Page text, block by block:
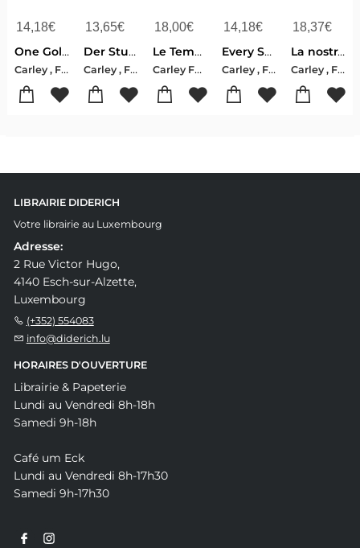
14,18€
One Golden Summer
Carley , Fortune
13,65€
Der Sturm zwischen uns
Carley , Fortune
18,00€
Le Temps D'un Ete Dore
Carley Fortune
14,18€
Every Summer After
Carley , Fortune
18,37€
La nostra estate perfetta
Carley , Fortune
LIBRAIRIE DIDERICH
Votre librairie au Luxembourg
Adresse:
2 Rue Victor Hugo,
4140 Esch-sur-Alzette,
Luxembourg
(+352) 554083
info@diderich.lu
HORAIRES D'OUVERTURE
Librairie & Papeterie
Lundi au Vendredi 8h-18h
Samedi 9h-18h
Café um Eck
Lundi au Vendredi 8h-17h30
Samedi 9h-17h30